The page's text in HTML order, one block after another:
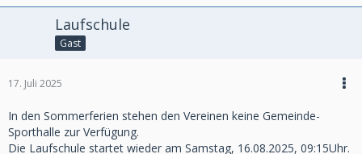
Laufschule
Gast
17. Juli 2025
In den Sommerferien stehen den Vereinen keine Gemeinde-
Sporthalle zur Verfügung.
Die Laufschule startet wieder am Samstag, 16.08.2025, 09:15Uhr.